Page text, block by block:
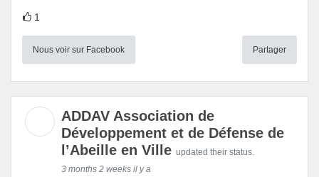
1
Nous voir sur Facebook Partager
ADDAV Association de
Développement et de Défense de
l’Abeille en Ville updated their status.
3 months 2 weeks il y a